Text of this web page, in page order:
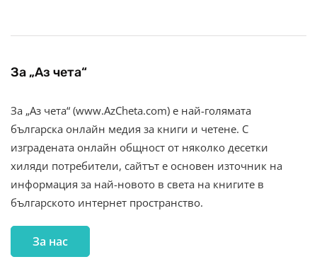
За „Аз чета“
За „Аз чета“ (www.AzCheta.com) е най-голямата
българска онлайн медия за книги и четене. С
изградената онлайн общност от няколко десетки
хиляди потребители, сайтът е основен източник на
информация за най-новото в света на книгите в
българското интернет пространство.
За нас